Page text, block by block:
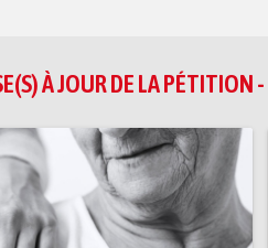
À JOUR DE LA PÉTITION -